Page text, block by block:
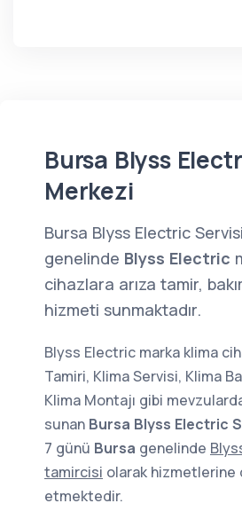
Bursa Blyss
Merkezi
Bursa Blyss Electric
genelinde Blyss Electric
cihazlara arıza tamir,
hizmeti sunmaktadır.
Blyss Electric marka klima
Tamiri, Klima Servisi, Klima
Klima Montajı gibi
sunan Bursa Blyss Electric
7 günü Bursa genelinde
tamircisi olarak hizmetlerine
etmektedir.